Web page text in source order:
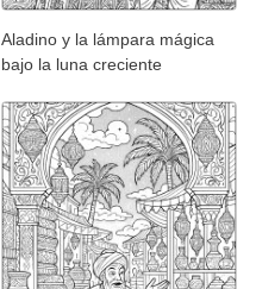
Aladino y la lámpara mágica
bajo la luna creciente